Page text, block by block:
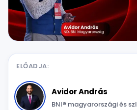
ELŐADJA:
Avidor András
BNI® magyarországi és